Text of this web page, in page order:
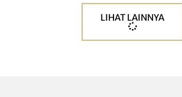
LIHAT LAINNYA